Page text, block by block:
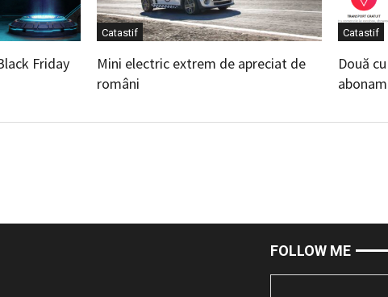
Friday
Catastif
Mini electric extrem de apreciat de
români
Catastif
Două
FOLLOW ME